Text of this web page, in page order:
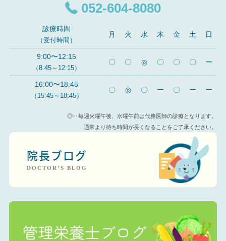
052-604-8080
診療時間
（受付時間）
月 火 水 木 金 土 日
9:00〜12:15
（8:45～12:15）
〇 〇 ◎ 〇 〇 〇 ー
16:00〜18:45
（15:45～18:45）
〇 ◎ 〇 ー 〇 ー ー
◎‥毎週火曜午後、水曜午前は代務医師の診療となります。
通常より待ち時間が長くなることをご了承ください。
院長ブログ
DOCTOR’S BLOG